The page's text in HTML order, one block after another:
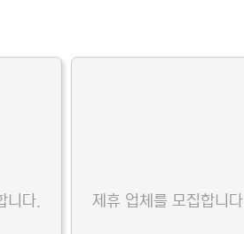
니다. 제휴 업체를 모집합니다.